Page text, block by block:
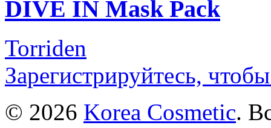
DIVE IN Mask Pack
Torriden
Зарегистрируйтесь,
© 2026 Korea Cosmetic.